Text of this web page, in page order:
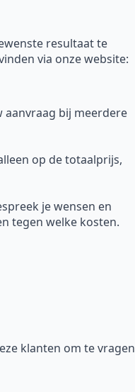
resultaat te
via onze website:
bij meerdere
op de totaalprijs,
je wensen en
tegen welke kosten.
klanten om te vragen